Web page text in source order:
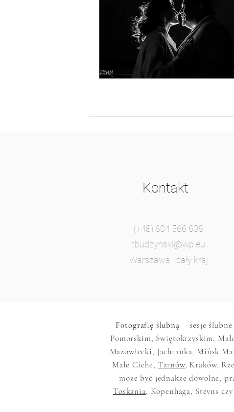
Kontakt
(+48) 604 566 606
tbudzynski@wp.eu
Warszawa · cały kraj
Fotografię ślubną - sesje
Pomorskim, Świętokrzyskim,
Mazowiecki, Jachranka, Mińsk
Małe Ciche, Tarnów, Kraków,
może być jednakże dowolne,
Toskania, Kopenhaga, Stevns